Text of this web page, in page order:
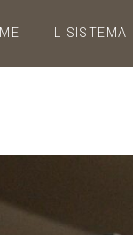
IL SISTEMA